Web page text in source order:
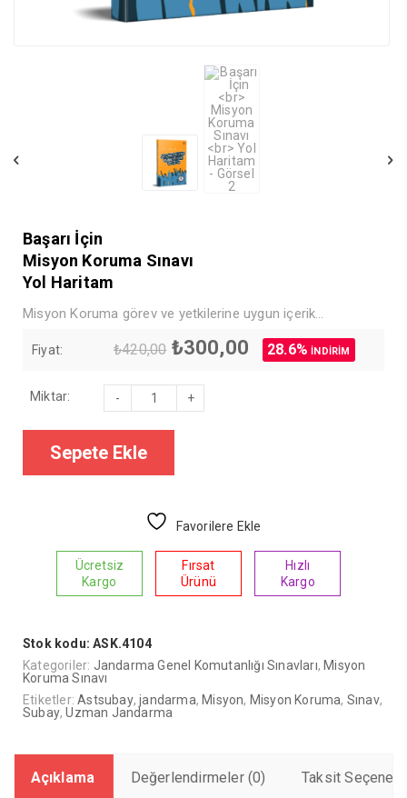
Başarı İçin
Misyon Koruma Sınavı
Yol Haritam
Misyon Koruma görev ve yetkilerine uygun içerik…
hazırlandı.
Güncel Mevzuat esas alınarak hazırlandı…
güncelleme imkanı…
Görsellerle zenginleştirilmiş içerik…
Kuşe kağıda ve renkli baskı…
Fiyat: ₺420,00 Orijinal
₺420,00.
₺300,00 Şu
andaki
28.6% İNDİRİM
Miktar:
Başarı
Misyon
Koruma
Yol
adet
Sepete Ekle
Favorilere Ekle
Ücretsiz
Kargo
Fırsat
Ürünü
Hızlı
Kargo
Stok kodu:ASK.4104
Kategoriler: Jandarma Genel Komutanlığı Sınavları, Misyon
Koruma Sınavı
Etiketler:Astsubay,jandarma, Misyon, Misyon Koruma, Sınav,
Subay,Uzman Jandarma
Açıklama Değerlendirmeler (0) Taksit